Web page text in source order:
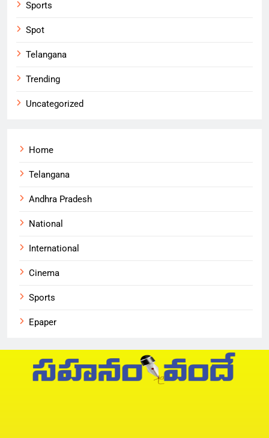
Sports
Spot
Telangana
Trending
Uncategorized
Home
Telangana
Andhra Pradesh
National
International
Cinema
Sports
Epaper